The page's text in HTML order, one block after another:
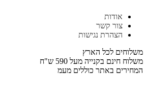
לתוכן
אודות
צור קשר
הצהרת נגישות
משלוחים לכל הארץ
משלוח חינם בקנייה מעל 590 ש"ח
המחירים באתר כוללים מעמ